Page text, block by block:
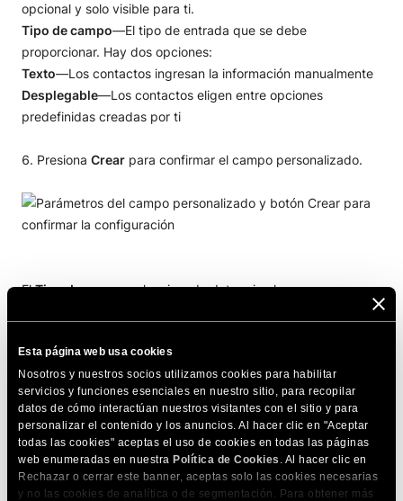
Esta página web usa cookies
Nosotros y nuestros socios utilizamos cookies para habilitar
servicios y funciones esenciales en nuestro sitio, para recopilar
datos de cómo interactúan nuestros visitantes con el sitio y para
personalizar el contenido y los anuncios. Al hacer clic en "Aceptar
todas las cookies" aceptas el uso de cookies en todas las páginas
web enumeradas en nuestra Política de Cookies . Al hacer clic en
Rechazar o cerrar este banner, aceptas solo las cookies necesarias
y no las cookies de analítica o de segmentación. Para obtener más
opcional y solo visible para ti.
Tipo de campo—El tipo de entrada que se debe
proporcionar. Hay dos opciones:
Texto—Los contactos ingresan la información manualmente
Desplegable—Los contactos eligen entre opciones
predefinidas creadas por ti
Presiona Crear para confirmar el campo personalizado.
ElTipo de camposeleccionado determina los pasos para
Tipo texto
Puedes solicitar a los visitantes que proporcionen respuestas
de texto libre al campo personalizado. Para hacerlo,
seleccionaTextodel menú desplegableTipo de campo